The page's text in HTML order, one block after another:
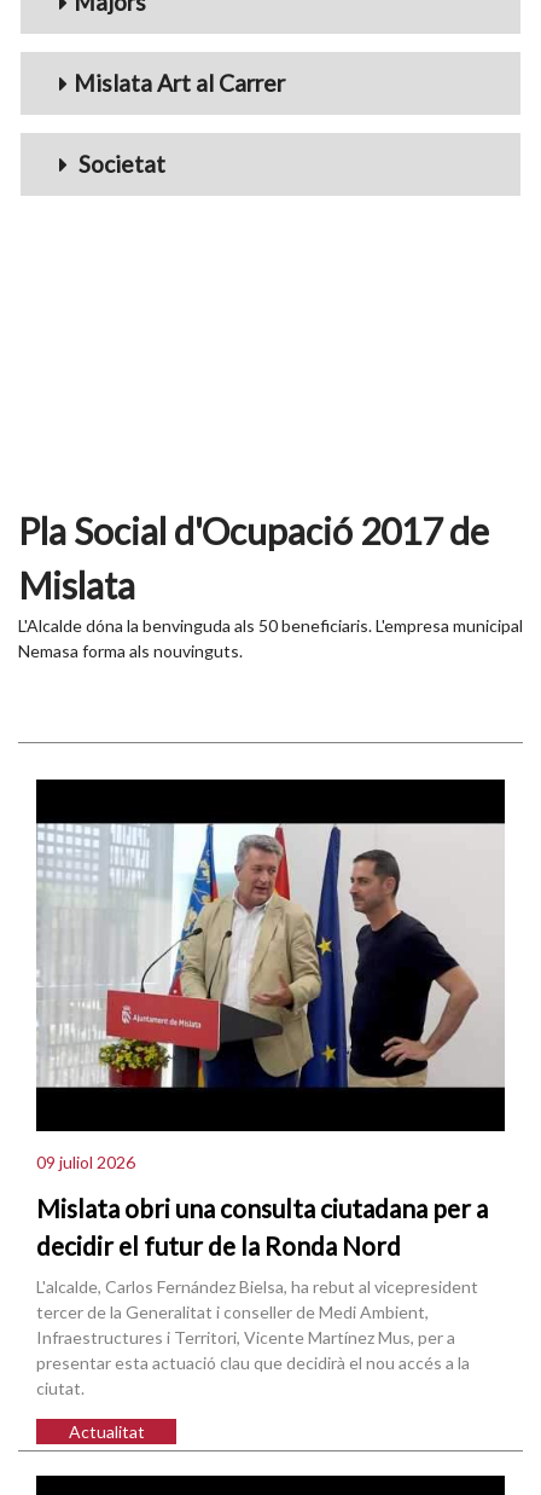
Mislata Art al Carrer
Societat
Pla Social d'Ocupació 2017 de
Mislata
L'Alcalde dóna la benvinguda als 50 beneficiaris. L'empresa municipal
Nemasa forma als nouvinguts.
09 juliol 2026
Mislata obri una consulta ciutadana per a
decidir el futur de la Ronda Nord
L'alcalde, Carlos Fernández Bielsa, ha rebut al vicepresident
tercer de la Generalitat i conseller de Medi Ambient,
Infraestructures i Territori, Vicente Martínez Mus, per a
presentar esta actuació clau que decidirà el nou accés a la
ciutat.
Actualitat